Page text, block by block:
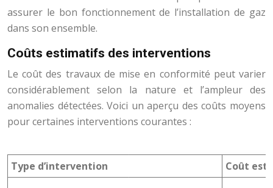
assurer le bon fonctionnement de l’installation de gaz
dans son ensemble.
Coûts estimatifs des interventions
Le coût des travaux de mise en conformité peut varier
considérablement selon la nature et l’ampleur des
anomalies détectées. Voici un aperçu des coûts moyens
pour certaines interventions courantes :
Type d’intervention Coût